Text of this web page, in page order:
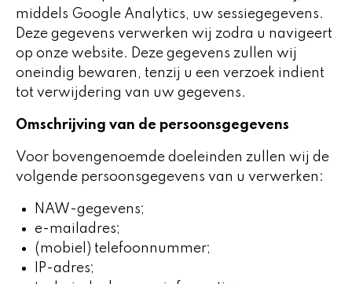
middels Google Analytics, uw sessiegegevens.
Deze gegevens verwerken wij zodra u navigeert
op onze website. Deze gegevens zullen wij
oneindig bewaren, tenzij u een verzoek indient
tot verwijdering van uw gegevens.
Omschrijving van de persoonsgegevens
Voor bovengenoemde doeleinden zullen wij de
volgende persoonsgegevens van u verwerken:
NAW-gegevens;
e-mailadres;
(mobiel) telefoonnummer;
IP-adres;